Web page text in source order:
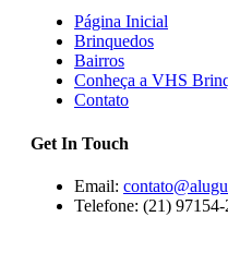
Página Inicial
Brinquedos
Bairros
Conheça a VHS
Contato
Get In Touch
Email:
Telefone: (21)